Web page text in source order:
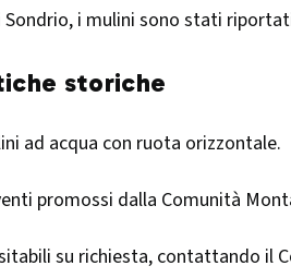
i mulini sono stati
storiche
ad acqua con ruota orizzontale.
promossi dalla Comunità
su richiesta, contattando il